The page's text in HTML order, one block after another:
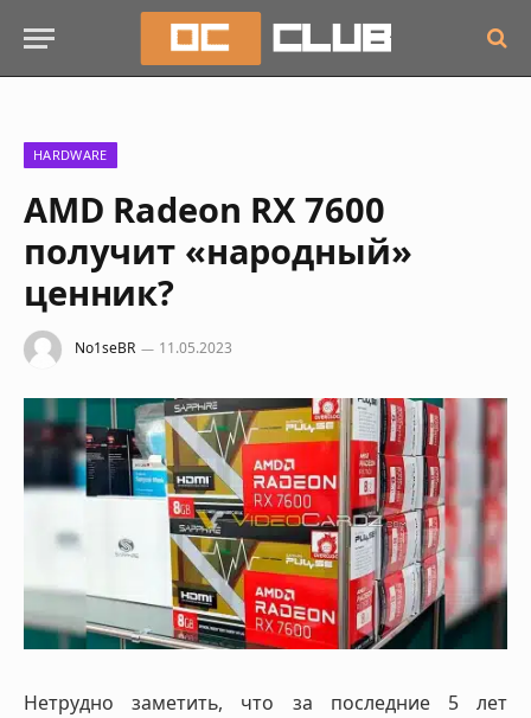
HARDWARE
AMD Radeon RX 7600
получит «народный»
ценник?
No1seBR 11.05.2023
Нетрудно заметить, что за последние 5 лет